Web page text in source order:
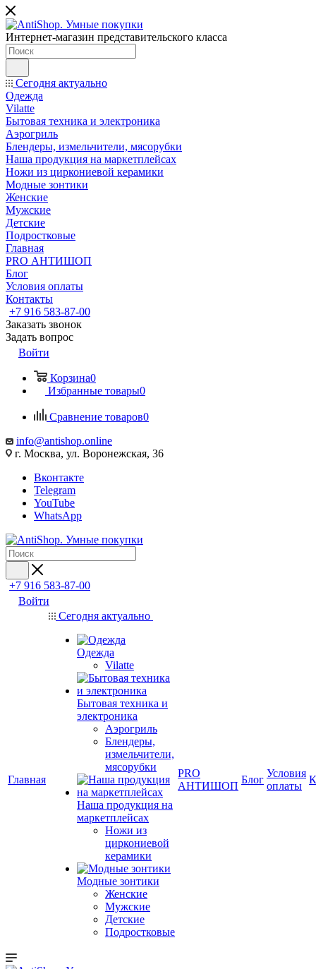
Интернет-магазин представительского класса
Сегодня актуально
Одежда
Vilatte
Бытовая техника и электроника
Аэрогриль
Блендеры, измельчители, мясорубки
Наша продукция на маркетплейсах
Ножи из циркониевой керамики
Модные зонтики
Женские
Мужские
Детские
Подростковые
Главная
PRO АНТИШОП
Блог
Условия оплаты
Контакты
+7 916 583-87-00
Заказать звонок
Задать вопрос
Войти
Корзина0
Избранные товары0
Сравнение товаров0
info@antishop.online
г. Москва, ул. Воронежская, 36
Вконтакте
Telegram
YouTube
WhatsApp
+7 916 583-87-00
Войти
Главная
Сегодня актуально
Одежда
Vilatte
Бытовая техника и
электроника
Аэрогриль
Блендеры,
измельчители,
мясорубки
Наша продукция на
маркетплейсах
Ножи из
циркониевой
керамики
Модные зонтики
Женские
Мужские
Детские
Подростковые
PRO
АНТИШОП
Блог
Условия
оплаты